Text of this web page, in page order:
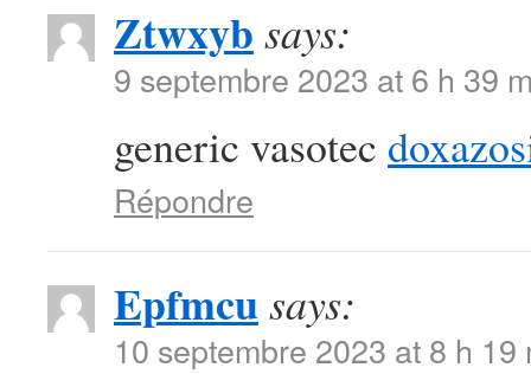
Ztwxyb says:
9 septembre 2023 at 6 h 39
generic vasotec
Répondre
Epfmcusays:
10 septembre 2023 at 8 h 19